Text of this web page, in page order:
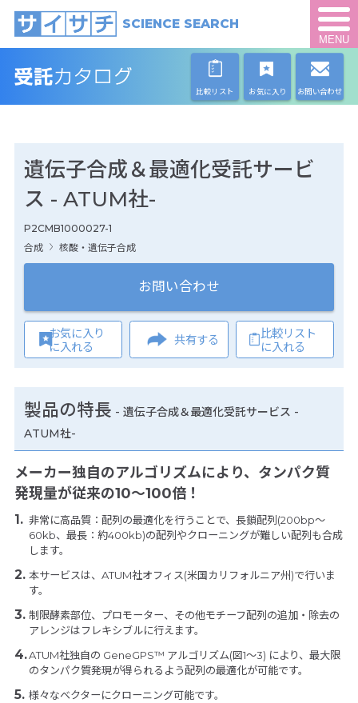
SCIENCE SEARCH
MENU
比較リスト お気に入り お問い合わせ
遺伝子合成＆最適化受託サービ
ス - ATUM社-
P2CMB1000027-1
合成
核酸・遺伝子合成
お問い合わせ
お気に入り
に入れる
共有する
比較リスト
に入れる
製品の特長 - 遺伝子合成＆最適化受託サービス -
ATUM社-
メーカー独自のアルゴリズムにより、タンパク質
発現量が従来の10～100倍！
非常に高品質：配列の最適化を行うことで、長鎖配列(200bp～
60kb、最長：約400kb)の配列やクローニングが難しい配列も合成
します。
本サービスは、ATUM社オフィス(米国カリフォルニア州)で行いま
す。
制限酵素部位、プロモーター、その他モチーフ配列の追加・除去の
アレンジはフレキシブルに行えます。
ATUM社独自の GeneGPS™ アルゴリズム(図1～3) により、最大限
のタンパク質発現が得られるよう配列の最適化が可能です。
様々なベクターにクローニング可能です。